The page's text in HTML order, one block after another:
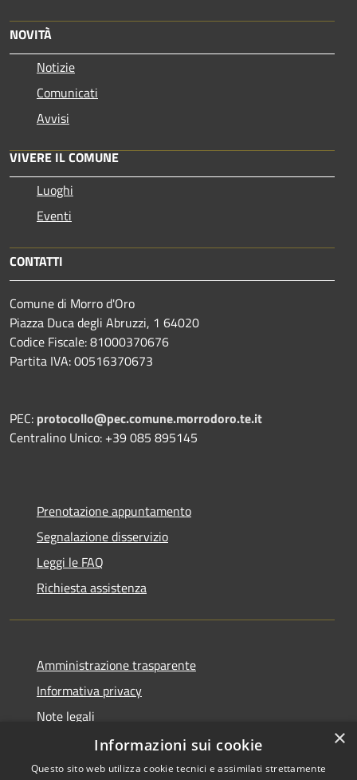
NOVITÀ
Notizie
Comunicati
Avvisi
VIVERE IL COMUNE
Luoghi
Eventi
CONTATTI
Comune di Morro d'Oro
Piazza Duca degli Abruzzi, 1 64020
Codice Fiscale: 81000370676
Partita IVA: 00516370673
PEC: protocollo@pec.comune.morrodoro.te.it
Centralino Unico: +39 085 895145
Prenotazione appuntamento
Segnalazione disservizio
Leggi le FAQ
Richiesta assistenza
Amministrazione trasparente
Informativa privacy
Note legali
Dichiarazione di accessibilità
×
Informazioni sui cookie
Questo sito web utilizza cookie tecnici e assimilati strettamente